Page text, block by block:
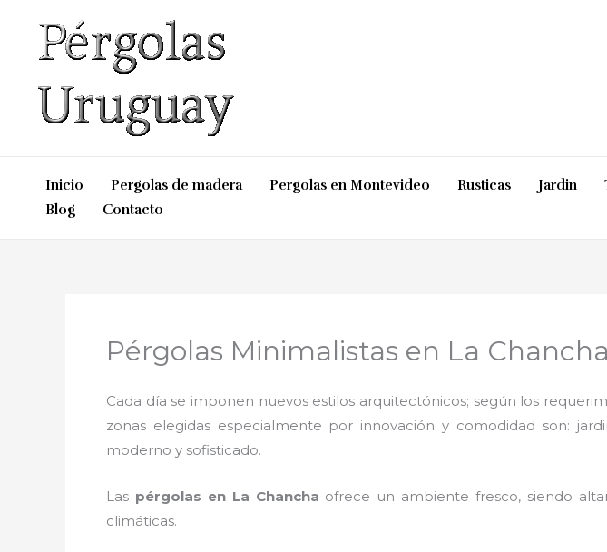
contenido
Inicio Pergolas de madera Pergolas en Montevideo Rusticas Jardin
Blog
Contacto
Pérgolas Minimalistas en La Chancha
Cada día se imponen nuevos estilos arquitectónicos; según los
zonas elegidas especialmente por innovación y comodidad son:
moderno y sofisticado.
Las pérgolas en La Chancha ofrece un ambiente fresco, siendo
climáticas.